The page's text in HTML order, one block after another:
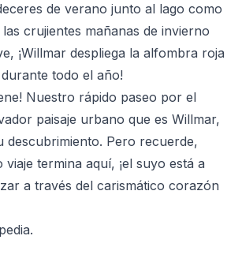
de verano junto al lago como
crujientes mañanas de invierno
¡Willmar despliega la alfombra roja
todo el año!
Nuestro rápido paseo por el
paisaje urbano que es Willmar,
descubrimiento. Pero recuerde,
termina aquí, ¡el suyo está a
a través del carismático corazón
.